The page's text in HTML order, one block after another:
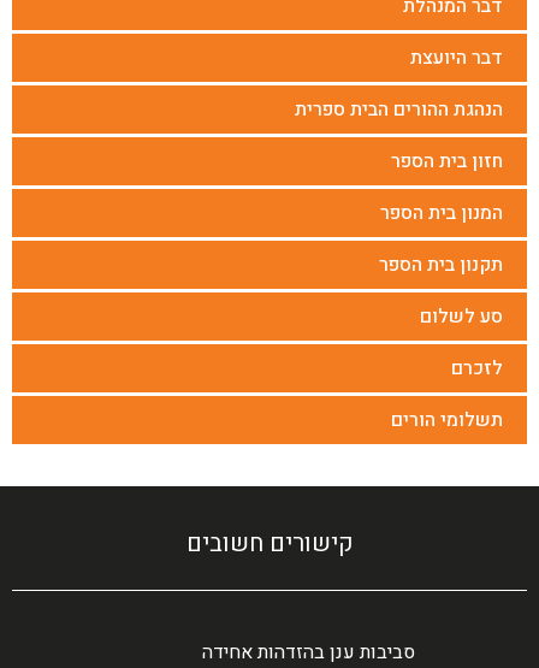
דבר המנהלת
דבר היועצת
הנהגת ההורים הבית ספרית
חזון בית הספר
המנון בית הספר
תקנון בית הספר
סע לשלום
לזכרם
תשלומי הורים
קישורים חשובים
סביבות ענן בהזדהות אחידה